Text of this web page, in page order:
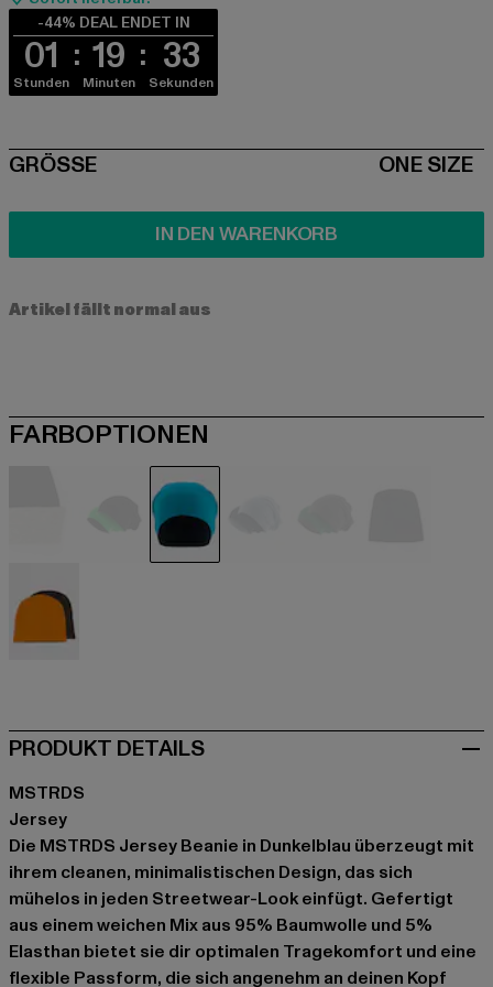
-44% DEAL ENDET IN
01
Stunden
19
Minuten
33
Sekunden
SIZE
GRÖSSE ONE SIZE
IN DEN WARENKORB
Artikel fällt normal aus
FARBOPTIONEN
PRODUKT DETAILS
MSTRDS
Jersey
Die MSTRDS Jersey Beanie in Dunkelblau überzeugt mit
ihrem cleanen, minimalistischen Design, das sich
mühelos in jeden Streetwear-Look einfügt. Gefertigt
aus einem weichen Mix aus 95% Baumwolle und 5%
Elasthan bietet sie dir optimalen Tragekomfort und eine
flexible Passform, die sich angenehm an deinen Kopf